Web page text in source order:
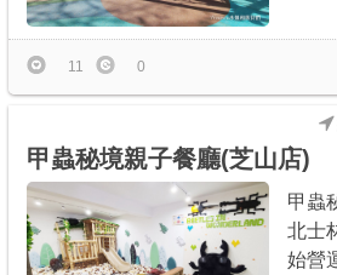
11 0
甲蟲秘境親子餐廳(芝山店)
甲蟲
北士
始營